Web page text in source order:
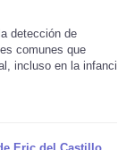
detección de
comunes que
incluso en la infanci